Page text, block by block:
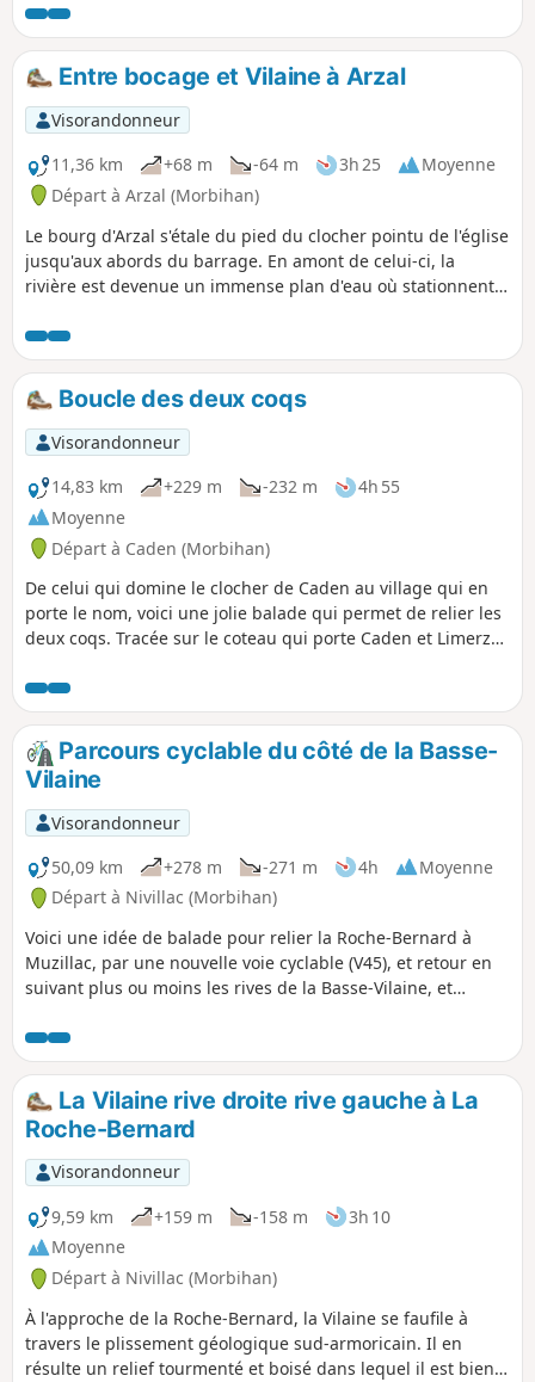
proximité de la Vilaine, qui emprunte ici une vallée étroite
et encaissée, a amené les cours d'eau secondaires à creuser
les landes pour se jeter dans le fleuve. Entamé sur le
plateau bocager, le circuit proposé ne tarde pas à se faufiler
dans ces vallons, que la déprise agricole ou la faible valeur
de ces terres pauvres ont abandonné aux boisements plus
ou moins spontanés. Il en résulte un parcours vallonné qui
se déroule majoritairement à l'ombre de grands et beaux
arbres, tout en reliant les innombrables lieux-dits qui
parsèment cette belle campagne.
Entre bocage et Vilaine à Arzal
Visorandonneur
11,36 km
+68 m -64 m 3h 25
Moyenne
Départ à Arzal (Morbihan)
Le bourg d'Arzal s'étale du pied du clocher pointu de l'église
jusqu'aux abords du barrage. En amont de celui-ci, la
rivière est devenue un immense plan d'eau où stationnent
maritime de l'estuaire perdure. Le circuit proposé permet
de découvrir ces deux aspects du fleuve et le bocage qui le
surplombe.
Boucle des deux coqs
Visorandonneur
14,83 km
+229 m -232 m
4h 55
Moyenne
Départ à Caden (Morbihan)
De celui qui domine le clocher de Caden au village qui en
porte le nom, voici une jolie balade qui permet de relier les
deux coqs. Tracée sur le coteau qui porte Caden et Limerzel,
ou suivant les différents vallons qui coupent ce relief. Selon
une information récente, ce circuit serait celui du Grand Val
que propose la commune de Caden.
Parcours cyclable du côté de la Basse-
Vilaine
Visorandonneur
50,09 km
+278 m -271 m 4h
Moyenne
Départ à Nivillac (Morbihan)
Voici une idée de balade pour relier la Roche-Bernard à
Muzillac, par une nouvelle voie cyclable (V45), et retour en
suivant plus ou moins les rives de la Basse-Vilaine, et
Train du Morbihan a retrouvé une raison d'être et les
petites routes et chemins qui surplombent le fleuve sont
bien agréables. Et en plus, il y a plein d'endroits où faire la
pause !La Vilaine rive droite rive gauche à La
Roche-Bernard
Visorandonneur
9,59 km
+159 m -158 m
3h 10
Moyenne
Départ à Nivillac (Morbihan)
À l'approche de la Roche-Bernard, la Vilaine se faufile à
travers le plissement géologique sud-armoricain. Il en
résulte un relief tourmenté et boisé dans lequel il est bien